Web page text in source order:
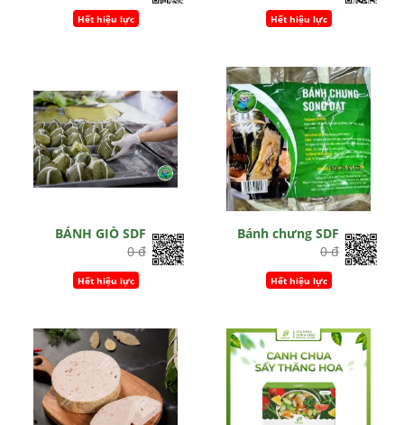
Hết hiệu lực Hết hiệu lực
BÁNH GIÒ SDF
0 đ
Hết hiệu lực
Bánh chưng SDF
0 đ
Hết hiệu lực